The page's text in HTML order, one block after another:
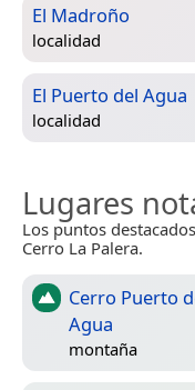
El Madroño
localidad
El Puerto del Agua
localidad
Lugares
Los puntos
Cerro La Palera.
Cerro Puerto
Agua
montaña